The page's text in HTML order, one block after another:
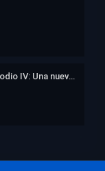
La guerra de las galaxias Episodio IV: Una nueva esperanza